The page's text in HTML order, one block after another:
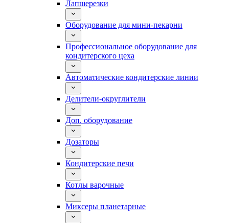
Лапшерезки
Оборудование для мини-пекарни
Профессиональное оборудование для
кондитерского цеха
Автоматические кондитерские линии
Делители-округлители
Доп. оборудование
Дозаторы
Кондитерские печи
Котлы варочные
Миксеры планетарные